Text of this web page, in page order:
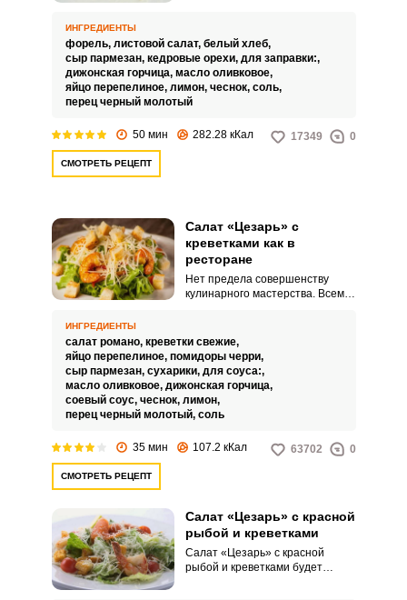
ИНГРЕДИЕНТЫ
форель, листовой салат, белый хлеб,
сыр пармезан, кедровые орехи, для заправки:,
дижонская горчица, масло оливковое,
яйцо перепелиное, лимон, чеснок, соль,
перец черный молотый
50 мин 282.28 кКал 17349 0
СМОТРЕТЬ РЕЦЕПТ
Салат «Цезарь» с
креветками как в
ресторане
Нет предела совершенству
кулинарного мастерства. Всем
ресторанных аналогов, это
сделать очень просто, если
следовать нашим пошаговым
рецептам.
ИНГРЕДИЕНТЫ
салат романо, креветки свежие,
яйцо перепелиное, помидоры черри,
сыр пармезан, сухарики, для соуса:,
масло оливковое, дижонская горчица,
соевый соус, чеснок, лимон,
перец черный молотый, соль
35 мин 107.2 кКал 63702 0
СМОТРЕТЬ РЕЦЕПТ
Салат «Цезарь» с красной
рыбой и креветками
Салат «Цезарь» с красной
рыбой и креветками будет